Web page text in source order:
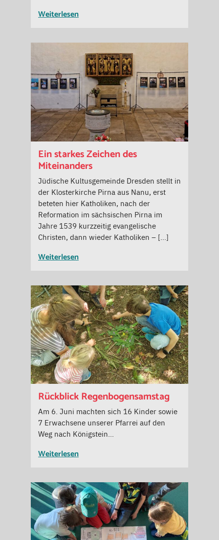
Weiterlesen
Ein starkes Zeichen des
Miteinanders
Jüdische Kultusgemeinde Dresden stellt in
der Klosterkirche Pirna aus Nanu, erst
beteten hier Katholiken, nach der
Reformation im sächsischen Pirna im
Jahre 1539 kurzzeitig evangelische
Christen, dann wieder Katholiken – […]
Weiterlesen
Rückblick Regenbogensamstag
Am 6. Juni machten sich 16 Kinder sowie
7 Erwachsene unserer Pfarrei auf den
Weg nach Königstein…
Weiterlesen